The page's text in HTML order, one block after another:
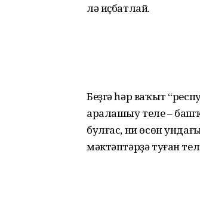
лә иҫбатлай.
Беҙгә һәр ваҡыт
аралашыу теле –
булғас, ни өсөн
мәктәп­тәрҙә туған